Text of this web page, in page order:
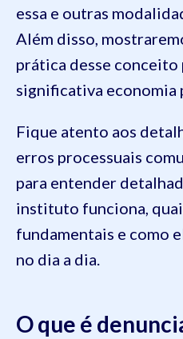
essa e outras
Além disso,
prática desse conceito
significativa economia
Fique atento aos
erros processuais
para entender
instituto funciona,
fundamentais e como
no dia a dia.
O que é